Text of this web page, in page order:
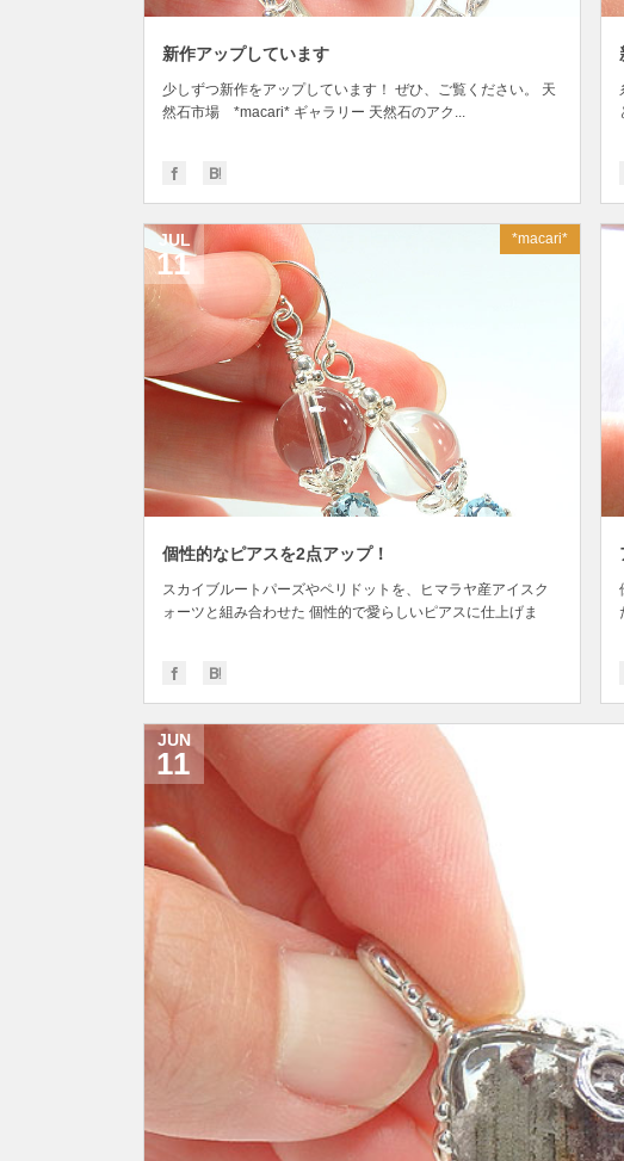
新作アップしています
少しずつ新作をアップしています！ ぜひ、ご覧ください。 天
然石市場 *macari* ギャラリー 天然石のアク...
*macari*
個性的なピアスを2点アップ！
スカイブルートパーズやペリドットを、ヒマラヤ産アイスク
ォーツと組み合わせた 個性的で愛らしいピアスに仕上げま
JUL
11
JUN
11